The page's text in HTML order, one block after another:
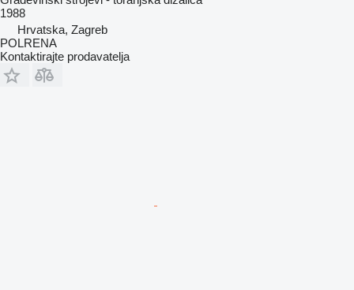
1988
Hrvatska, Zagreb
POLRENA
Kontaktirajte prodavatelja